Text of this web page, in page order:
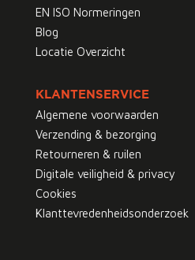
EN ISO Normeringen
Blog
Locatie Overzicht
KLANTENSERVICE
Algemene voorwaarden
Verzending & bezorging
Retourneren & ruilen
Digitale veiligheid & privacy
Cookies
Klanttevredenheidsonderzoek